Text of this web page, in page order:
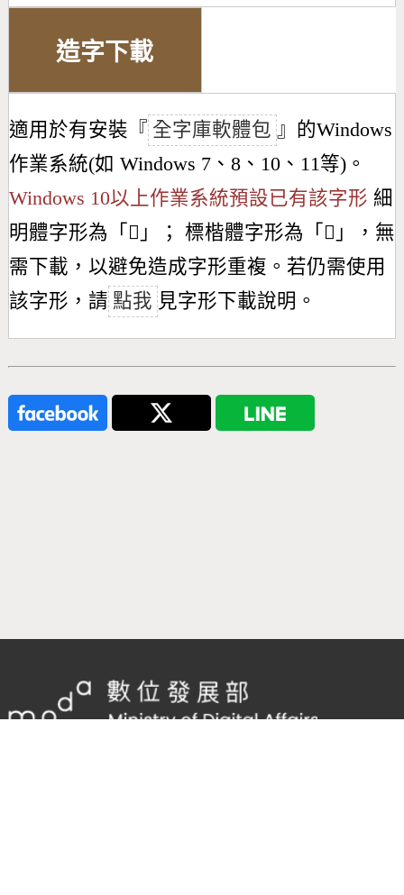
造字下載
適用於有安裝『 全字庫軟體包 』的Windows
作業系統(如 Windows 7、8、10、11等)。
Windows 10以上作業系統預設已有該字形 細
明體字形為「 𥀳 」； 標楷體字形為「 𥀳 」，無
需下載，以避免造成字形重複。若仍需使用
該字形，請 點我 見字形下載說明。